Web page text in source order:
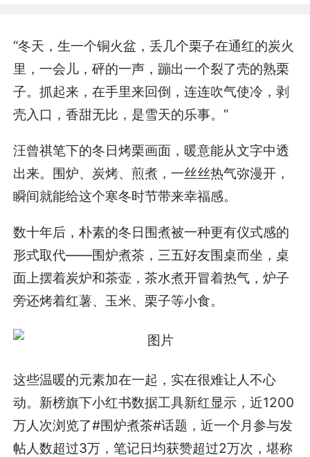
“冬天，生一个铜火盆，丢几个栗子在通红的炭火
里，一会儿，砰的一声，蹦出一个裂了壳的熟栗
子。抓起来，在手里来回倒，连连吹气使冷，剥
壳入口，香甜无比，是雪天的乐事。”
汪曾祺笔下的冬日烤栗画面，暖意能从文字中透
出来。围炉、炭烤、煎煮，一丝丝热气弥漫开，
瞬间就能给这个寒冬时节带来幸福感。
数十年后，朴素的冬日围煮被一种更有仪式感的
形式取代——围炉煮茶，三五好友围桌而坐，桌
面上摆着炭炉和茶壶，茶水煮开冒着热气，炉子
旁还烤着红薯、玉米、栗子等小食。
这些温暖的元素加在一起，实在很难让人不心
动。新榜旗下小红书数据工具新红显示，近1200
万人次浏览了#围炉煮茶#话题，近一个月参与发
帖人数超过3万，笔记日均获赞超过2万次，堪称